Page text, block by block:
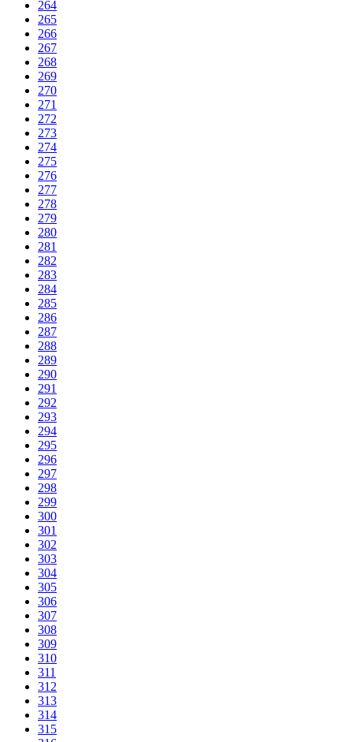
264
265
266
267
268
269
270
271
272
273
274
275
276
277
278
279
280
281
282
283
284
285
286
287
288
289
290
291
292
293
294
295
296
297
298
299
300
301
302
303
304
305
306
307
308
309
310
311
312
313
314
315